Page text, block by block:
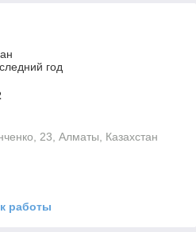
год
23, Алматы, Казахстан
работы